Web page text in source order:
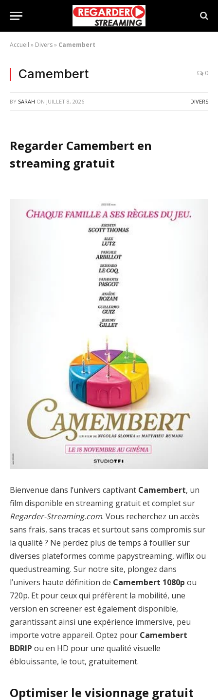
Accueil » Divers» Camembert
Camembert 0
BY SARAH ON JUILLET 8, 2026 DIVERS
Regarder Camembert en
streaming gratuit
Bienvenue dans l’univers captivant Camembert, un
film disponible en streaming gratuit et complet sur
Regarder-Streaming.com. Vous recherchez un accès
sans frais, sans tracas et surtout sans compromis sur
la qualité ? Ne perdez plus de temps à fouiller sur
diverses plateformes comme papystreaming, wiflix ou
quedustreaming. Sur notre site, plongez dans
l’univers haute définition de Camembert 1080p ou
720p. Et pour ceux qui préfèrent la mobilité, une
version en screener est également disponible,
garantissant ainsi une expérience immersive, peu
importe votre appareil. Optez pour Camembert
BDRIP ou en HD pour une qualité visuelle
éblouissante, le tout, gratuitement.
Optimiser le visionnage gratuit